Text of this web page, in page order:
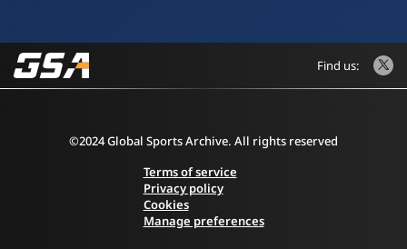
Find us:
©2024 Global Sports Archive. All rights reserved
Terms of service
Privacy policy
Cookies
Manage preferences